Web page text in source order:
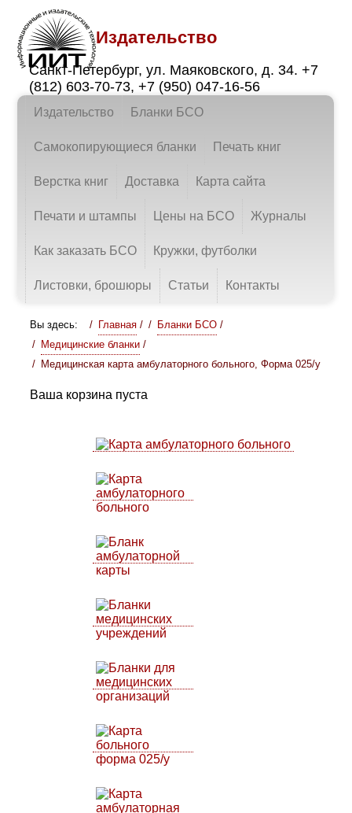
Издательство
Санкт-Петербург,ул. Маяковского, д. 34. +7
(812) 603-70-73,+7 (950) 047-16-56
Издательство Бланки БСО
Самокопирующиеся бланки Печать книг
Верстка книг Доставка Карта сайта
Печати и штампы Цены на БСО Журналы
Как заказать БСО Кружки, футболки
Листовки, брошюры Статьи Контакты
Вы здесь: Главная / Бланки БСО /
Медицинские бланки /
Медицинская карта амбулаторного больного, Форма 025/у
Ваша корзина пуста